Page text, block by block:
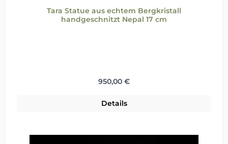
Tara Statue aus echtem Bergkristall
handgeschnitzt Nepal 17 cm
Regulärer Preis:
950,00 €
Details